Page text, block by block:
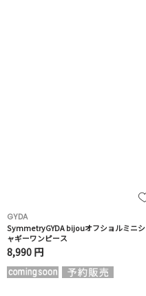
GYDA
SymmetryGYDA bijouオフショルミニシ
ャギーワンピース
8,990 円